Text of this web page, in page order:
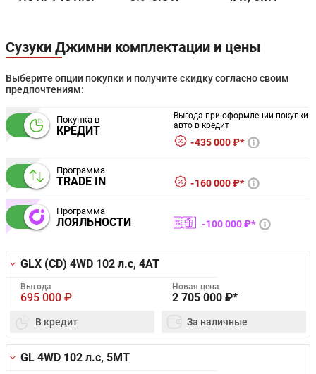
Сузуки Джимни комплектации и цены
Выберите опции покупки и получите скидку согласно своим
предпочтениям:
Покупка в
КРЕДИТ
Выгода при оформлении покупки
авто в кредит
435 000 ₽*
Программа
TRADE IN 160 000 ₽*
Программа
ЛОЯЛЬНОСТИ 100 000 ₽*
GLX (CD) 4WD 102 л.с, 4AT
Выгода
695 000 ₽
Новая цена
2 705 000 ₽*
В кредит За наличные
GL 4WD 102 л.с, 5MT